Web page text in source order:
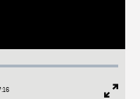
Duration